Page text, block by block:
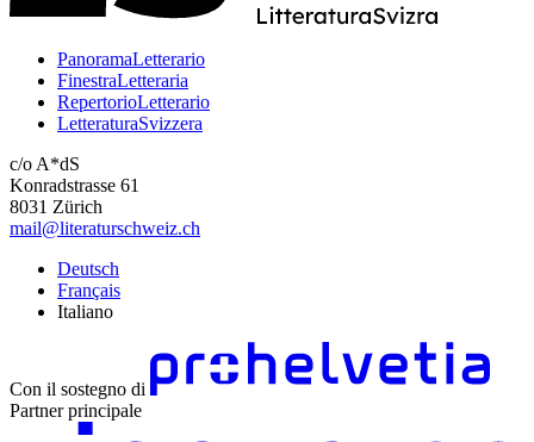
PanoramaLetterario
FinestraLetteraria
RepertorioLetterario
LetteraturaSvizzera
c/o A*dS
Konradstrasse 61
8031 Zürich
mail@literaturschweiz.ch
Deutsch
Français
Italiano
Con il sostegno di
Partner principale